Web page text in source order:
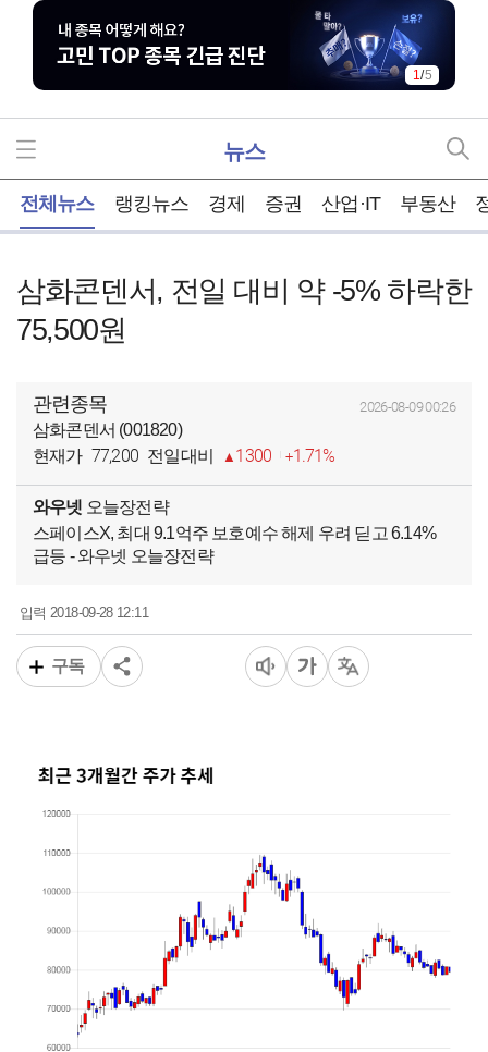
1/5
뉴스
전체뉴스 랭킹뉴스 경제 증권 산업·IT 부동산
삼화콘덴서, 전일 대비 약 -5% 하락한
75,500원
관련종목 2026-08-09 00:26
삼화콘덴서 (001820)
현재가 77,200 전일대비 1300 1.71%
와우넷 오늘장전략
스페이스X, 최대 9.1억주 보호예수 해제 우려 딛고 6.14%
급등 - 와우넷 오늘장전략
입력2018-09-28 12:11
구독